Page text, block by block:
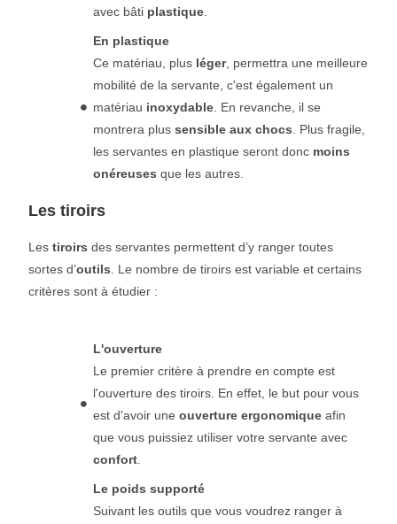
avec bâti plastique
En plastique
Ce matériau, plus léger, permettra une meilleure
mobilité de la servante, c'est également un
matériau inoxydable . En revanche, il se
montrera plussensible aux chocs . Plus fragile,
les servantes en plastique seront donc moins
onéreuses que les autres.
Les tiroirs
Lestiroirs des servantes permettent d’y ranger toutes
sortes d’outils . Le nombre de tiroirs est variable et certains
critères sont à étudier :
L'ouverture
Le premier critère à prendre en compte est
l'ouverture des tiroirs. En effet, le but pour vous
est d'avoir uneouverture ergonomique afin
que vous puissiez utiliser votre servante avec
confort
Le poids supporté
Suivant les outils que vous voudrez ranger à